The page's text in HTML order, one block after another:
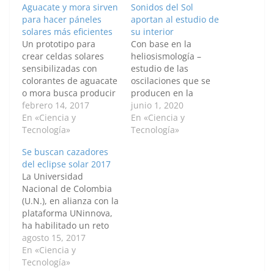
Aguacate y mora sirven
para hacer páneles
solares más eficientes
Un prototipo para
crear celdas solares
sensibilizadas con
colorantes de aguacate
o mora busca producir
electricidad mediante
un proceso fotoelectro-
químico,
lumínica en eléctrica.
MANIZALES, 14 de
febrero de 2017 —
Agencia de Noticias
UN- Esta celda, que es
semiflexible, liviana y
transparente, está
conformada por
semiconductores de
óxido…
febrero 14, 2017
En «Ciencia y
Tecnología»
Sonidos del Sol
aportan al estudio de
su interior
Con base en la
heliosismología –
estudio de las
oscilaciones que se
producen en la
superficie del Sol– se
desarrollaron códigos
sencillos pero útiles
junio 1, 2020
En «Ciencia y
Tecnología»
Se buscan cazadores
del eclipse solar 2017
La Universidad
Nacional de Colombia
(U.N.), en alianza con la
plataforma UNinnova,
ha habilitado un reto
en el que todas las
personas de la
comunidad
agosto 15, 2017
En «Ciencia y
Tecnología»